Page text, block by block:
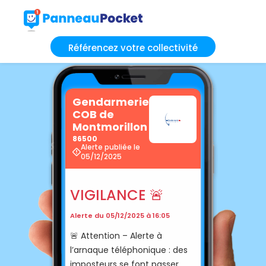
Référencez votre collectivité
Gendarmerie
COB de
Montmorillon
86500
Alerte publiée le
05/12/2025
VIGILANCE 🚨
Alerte du 05/12/2025 à 16:05
🚨 Attention – Alerte à
l’arnaque téléphonique : des